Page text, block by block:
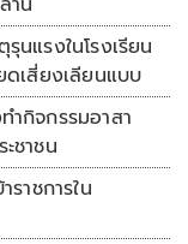
นแรงในโรงเรียน
ดเสี่ยงเลียนแบบ
ำกิจกรรมอาสา
ชาชน
ราชการใน